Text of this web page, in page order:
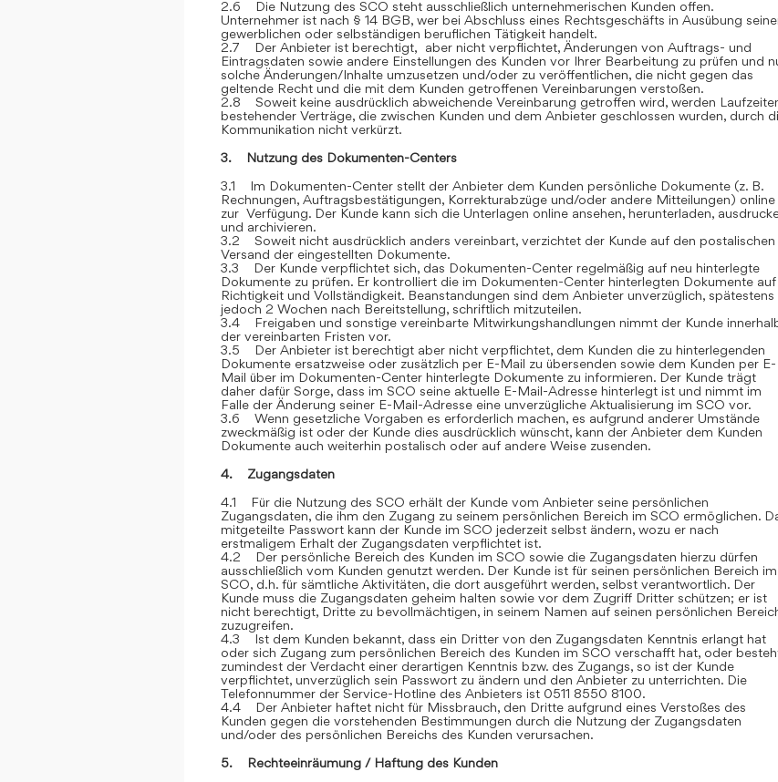
2.6 Die Nutzung des SCO steht ausschließlich unternehmerischen Kunden offen.
Unternehmer ist nach § 14 BGB, wer bei Abschluss eines Rechtsgeschäfts in Ausübung
gewerblichen oder selbständigen beruflichen Tätigkeit handelt.
2.7 Der Anbieter ist berechtigt, aber nicht verpflichtet, Änderungen von Auftrags- und
Eintragsdaten sowie andere Einstellungen des Kunden vor Ihrer Bearbeitung zu prüfen und
solche Änderungen/Inhalte umzusetzen und/oder zu veröffentlichen, die nicht gegen das
geltende Recht und die mit dem Kunden getroffenen Vereinbarungen verstoßen.
2.8 Soweit keine ausdrücklich abweichende Vereinbarung getroffen wird, werden
bestehender Verträge, die zwischen Kunden und dem Anbieter geschlossen wurden, durch
Kommunikation nicht verkürzt.
3. Nutzung des Dokumenten-Centers
3.1 Im Dokumenten-Center stellt der Anbieter dem Kunden persönliche Dokumente (z. B.
Rechnungen, Auftragsbestätigungen, Korrekturabzüge und/oder andere Mitteilungen) online
zur Verfügung. Der Kunde kann sich die Unterlagen online ansehen, herunterladen,
und archivieren.
3.2 Soweit nicht ausdrücklich anders vereinbart, verzichtet der Kunde auf den postalischen
Versand der eingestellten Dokumente.
3.3 Der Kunde verpflichtet sich, das Dokumenten-Center regelmäßig auf neu hinterlegte
Dokumente zu prüfen. Er kontrolliert die im Dokumenten-Center hinterlegten Dokumente auf
Richtigkeit und Vollständigkeit. Beanstandungen sind dem Anbieter unverzüglich, spätestens
jedoch 2 Wochen nach Bereitstellung, schriftlich mitzuteilen.
3.4 Freigaben und sonstige vereinbarte Mitwirkungshandlungen nimmt der Kunde
der vereinbarten Fristen vor.
3.5 Der Anbieter ist berechtigt aber nicht verpflichtet, dem Kunden die zu hinterlegenden
Dokumente ersatzweise oder zusätzlich per E-Mail zu übersenden sowie dem Kunden per E-
Mail über im Dokumenten-Center hinterlegte Dokumente zu informieren. Der Kunde trägt
daher dafür Sorge, dass im SCO seine aktuelle E-Mail-Adresse hinterlegt ist und nimmt im
Falle der Änderung seiner E-Mail-Adresse eine unverzügliche Aktualisierung im SCO vor.
3.6 Wenn gesetzliche Vorgaben es erforderlich machen, es aufgrund anderer Umstände
zweckmäßig ist oder der Kunde dies ausdrücklich wünscht, kann der Anbieter dem Kunden
Dokumente auch weiterhin postalisch oder auf andere Weise zusenden.
4. Zugangsdaten
4.1 Für die Nutzung des SCO erhält der Kunde vom Anbieter seine persönlichen
Zugangsdaten, die ihm den Zugang zu seinem persönlichen Bereich im SCO ermöglichen.
mitgeteilte Passwort kann der Kunde im SCO jederzeit selbst ändern, wozu er nach
erstmaligem Erhalt der Zugangsdaten verpflichtet ist.
4.2 Der persönliche Bereich des Kunden im SCO sowie die Zugangsdaten hierzu dürfen
ausschließlich vom Kunden genutzt werden. Der Kunde ist für seinen persönlichen Bereich im
SCO, d.h. für sämtliche Aktivitäten, die dort ausgeführt werden, selbst verantwortlich. Der
Kunde muss die Zugangsdaten geheim halten sowie vor dem Zugriff Dritter schützen; er ist
nicht berechtigt, Dritte zu bevollmächtigen, in seinem Namen auf seinen persönlichen
zuzugreifen.
4.3 Ist dem Kunden bekannt, dass ein Dritter von den Zugangsdaten Kenntnis erlangt hat
oder sich Zugang zum persönlichen Bereich des Kunden im SCO verschafft hat, oder
zumindest der Verdacht einer derartigen Kenntnis bzw. des Zugangs, so ist der Kunde
verpflichtet, unverzüglich sein Passwort zu ändern und den Anbieter zu unterrichten. Die
Telefonnummer der Service-Hotline des Anbieters ist 0511 8550 8100.
4.4 Der Anbieter haftet nicht für Missbrauch, den Dritte aufgrund eines Verstoßes des
Kunden gegen die vorstehenden Bestimmungen durch die Nutzung der Zugangsdaten
und/oder des persönlichen Bereichs des Kunden verursachen.
5. Rechteeinräumung / Haftung des Kunden